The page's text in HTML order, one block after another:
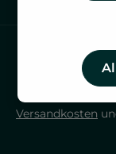
Versandkosten